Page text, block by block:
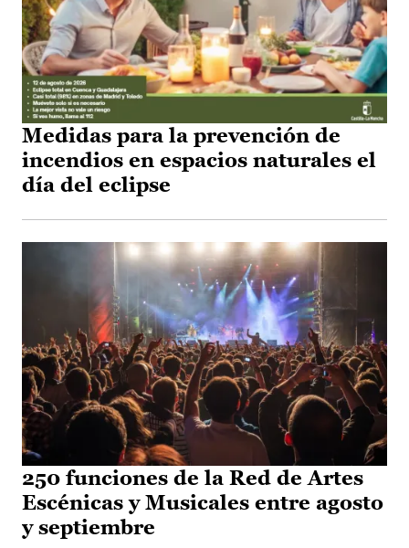
Medidas para la prevención de
incendios en espacios naturales el
día del eclipse
250 funciones de la Red de Artes
Escénicas y Musicales entre agosto
y septiembre